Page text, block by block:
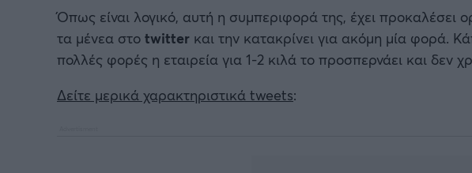
Όπως είναι λογικό, αυτή η συμπεριφορά της, έχει προκαλέσει
τα μένεα στο twitter και την κατακρίνει για ακόμη μία φορά.
πολλές φορές η εταιρεία για 1-2 κιλά το προσπερνάει και δεν
Δείτε μερικά χαρακτηριστικά tweets: